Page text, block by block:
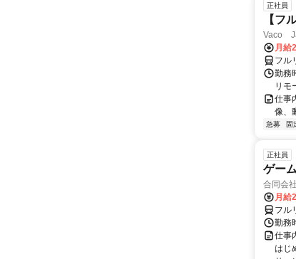
正社員
【フ
Vaco
月給
フル
勤務
リモ
仕事
像、
急募 固
正社員
ゲー
合同会
月給
フル
勤務
仕事
はじ